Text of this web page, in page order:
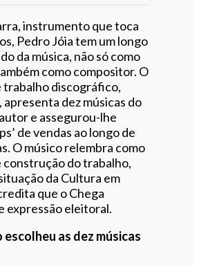
este artigo
instrumento que toca
Pedro Jóia tem um longo
da música, não só como
como compositor. O
trabalho discográfico,
apresenta dez músicas do
e assegurou-lhe
de vendas ao longo de
O músico relembra como
construção do trabalho,
da Cultura em
que o Chega
expressão eleitoral.
as dez músicas